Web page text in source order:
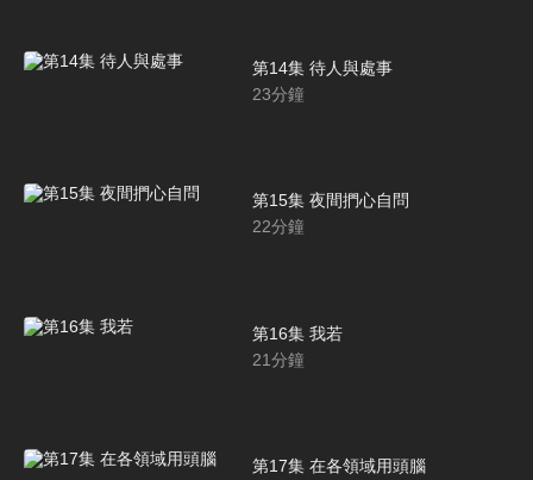
第14集 待人與處事
23分鐘
第15集 夜間捫心自問
22分鐘
第16集 我若
21分鐘
第17集 在各領域用頭腦